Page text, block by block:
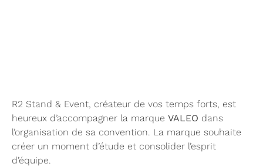
R2 Stand & Event, créateur de vos temps forts, est
heureux d’accompagner la marque VALEO dans
l’organisation de sa convention. La marque souhaite
créer un moment d’étude et consolider l’esprit
d’équipe.